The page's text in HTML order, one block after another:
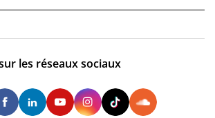
les réseaux sociaux
TwitterFacebookLinkedInYoutubeInstagram